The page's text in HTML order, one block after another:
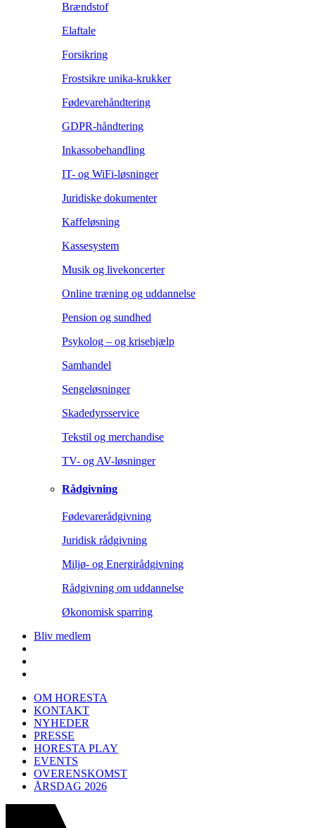
Brændstof
Elaftale
Forsikring
Frostsikre unika-krukker
Fødevarehåndtering
GDPR-håndtering
Inkassobehandling
IT- og WiFi-løsninger
Juridiske dokumenter
Kaffeløsning
Kassesystem
Musik og livekoncerter
Online træning og uddannelse
Pension og sundhed
Psykolog – og krisehjælp
Samhandel
Sengeløsninger
Skadedyrsservice
Tekstil og merchandise
TV- og AV-løsninger
Rådgivning
Fødevarerådgivning
Juridisk rådgivning
Miljø- og Energirådgivning
Rådgivning om uddannelse
Økonomisk sparring
Bliv medlem
OM HORESTA
KONTAKT
NYHEDER
PRESSE
HORESTA PLAY
EVENTS
OVERENSKOMST
ÅRSDAG 2026